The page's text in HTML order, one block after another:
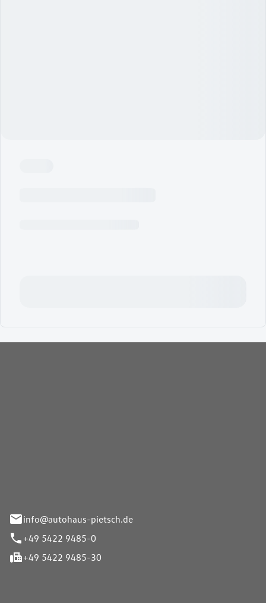
info@autohaus-pietsch.de
+49 5422 9485-0
+49 5422 9485-30